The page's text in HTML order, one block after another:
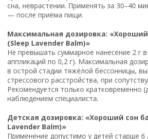
сна, неврастении. Применять за 30–40
— после приёма пищи.
Максимальная дозировка:
(Sleep Lavender Balm)»
Не превышать суммарное нанесение 2 г
аппликаций по 0,2 г). Максимальная
в острой стадии тяжёлой бессонницы,
стрессового расстройства, при
Рекомендуется только кратковременно
наблюдением специалиста.
Детская дозировка: «Хороший сон
Lavender Balm)»
Применение допустимо у детей старше 6